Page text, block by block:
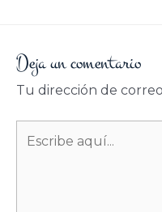
Deja un comentario
Tu dirección de